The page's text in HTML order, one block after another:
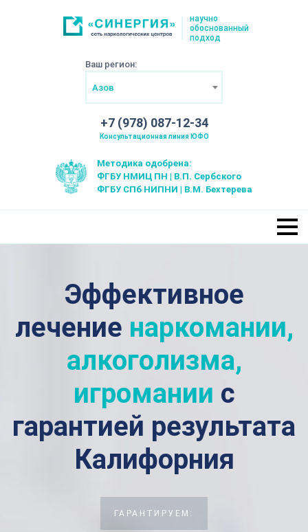
научно
обоснованный
подход
Ваш регион:
Азов
+7 (978) 087-12-34
Консультационная линия ЮФО
Методика одобрена:
ФГБУ НМИЦ ПН | В.П. Сербского
ФГБУ СПб НИПНИ | В.М. Бехтерева
Эффективное
лечение наркомании,
алкоголизма,
игромании с
гарантией результата
Калифорния
ГАРАНТИРУЕМ: